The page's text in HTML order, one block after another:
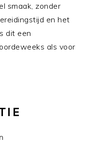
smaak, zonder
en het
dit een
als voor